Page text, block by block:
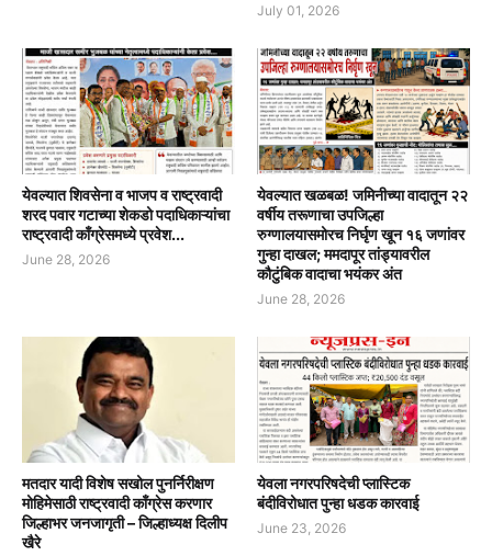
July 01, 2026
येवल्यात शिवसेना व भाजप व राष्ट्रवादी
शरद पवार गटाच्या शेकडो पदाधिकाऱ्यांचा
राष्ट्रवादी काँग्रेसमध्ये प्रवेश...
June 28, 2026
येवल्यात खळबळ! जमिनीच्या वादातून २२
वर्षीय तरूणाचा उपजिल्हा
रुग्णालयासमोरच निर्घृण खून १६ जणांवर
गुन्हा दाखल; ममदापूर तांड्यावरील
कौटुंबिक वादाचा भयंकर अंत
June 28, 2026
मतदार यादी विशेष सखोल पुनर्निरीक्षण
मोहिमेसाठी राष्ट्रवादी काँग्रेस करणार
जिल्हाभर जनजागृती – जिल्हाध्यक्ष दिलीप
खैरे
येवला नगरपरिषदेची प्लास्टिक
बंदीविरोधात पुन्हा धडक कारवाई
June 23, 2026